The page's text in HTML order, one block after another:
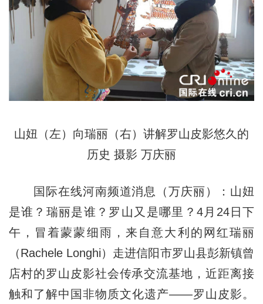
山妞（左）向瑞丽（右）讲解罗山皮影悠久的
历史 摄影 万庆丽
国际在线河南频道消息（万庆丽）：山妞
是谁？瑞丽是谁？罗山又是哪里？4月24日下
午，冒着蒙蒙细雨，来自意大利的网红瑞丽
（Rachele Longhi）走进信阳市罗山县彭新镇曾
店村的罗山皮影社会传承交流基地，近距离接
触和了解中国非物质文化遗产——罗山皮影。